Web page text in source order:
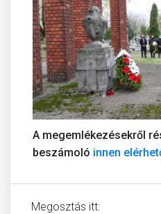
A megemlékezésekről
beszámoló innen
Megosztás itt: